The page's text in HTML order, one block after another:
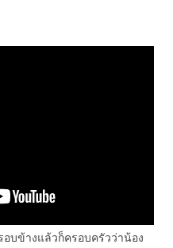
บข้างแล้วก็ครอบครัวว่าน้อง